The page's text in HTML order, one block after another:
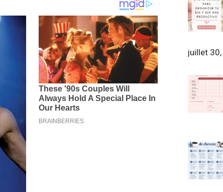
juillet